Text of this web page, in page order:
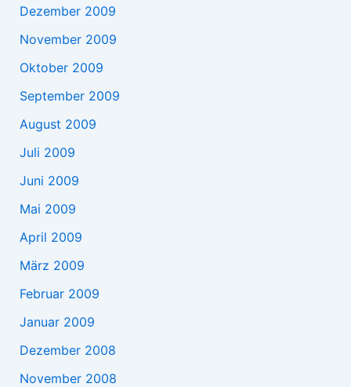
Dezember 2009
November 2009
Oktober 2009
September 2009
August 2009
Juli 2009
Juni 2009
Mai 2009
April 2009
März 2009
Februar 2009
Januar 2009
Dezember 2008
November 2008